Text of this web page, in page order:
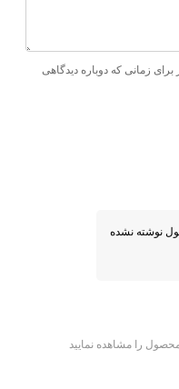
زمانی که دوباره دیدگاهی
نوشته نشده
را مشاهده نمایید